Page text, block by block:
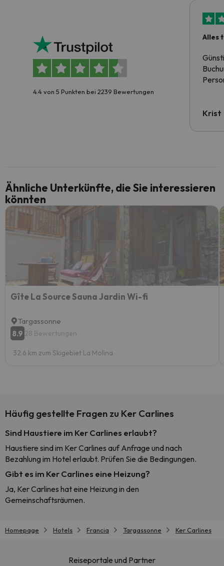
4.4 von 5 Punkten bei 2239 Bewertungen
Alles
Krist
Ähnliche Unterkünfte, die Sie interessieren
könnten
Gîte La Source Sauna Jardin Wi-fi
Targassonne
8.9 28 Bewertungen
32.6 km zum Skigebiet La Molina
Häufig gestellte Fragen zu Ker Carlines
Sind Haustiere im Ker Carlines erlaubt?
Haustiere sind im Ker Carlines auf Anfrage und nach
Bezahlung im Hotel erlaubt. Prüfen Sie die Bedingungen.
Gibt es im Ker Carlines eine Heizung?
Ja, Ker Carlines hat eine Heizung in den
Gemeinschaftsräumen.
Homepage Hotels Francia Targassonne Ker Carlines
Reiseportale und Partner